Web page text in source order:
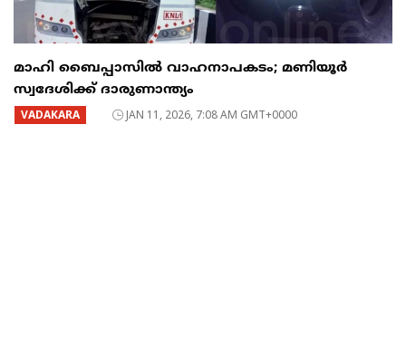
മാഹി ബൈപ്പാസിൽ വാഹനാപകടം; മണിയൂർ
സ്വദേശിക്ക് ദാരുണാന്ത്യം
VADAKARA JAN 11, 2026, 7:08 AM GMT+0000